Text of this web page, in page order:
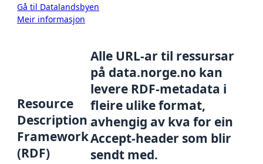
Gå til Datalandsbyen
Meir informasjon
Resource
Description
Framework
(RDF)
Alle URL-ar til ressursar
på data.norge.no kan
levere RDF-metadata i
fleire ulike format,
avhengig av kva for ein
Accept-header som blir
sendt med.